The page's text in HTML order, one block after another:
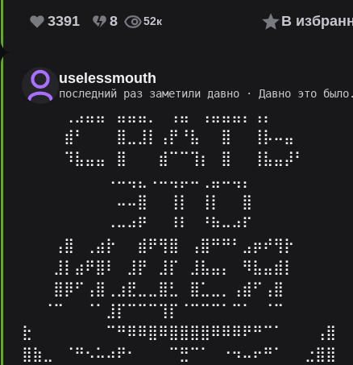
3391 8 52к В
uselessmouth
последний раз заметили давно · Давно это
⠀⠀⠀⠀⢀⣠⣤⣤⠀⣤⣤⣤⡀⠀⢠⣤⠀⢠⣤⣤⣤⡄⢠⡄⠀⠀⠀⠀⠀⠀
⠀⠀⠀⠀⣾⠃⠀⠀⠀⣿⣀⣸⡇⢠⡟⠘⣧⠀⠀⣿⠀⠀⢸⡧⠤⣤⠀⠀⠀⠀
⠀⠀⠀⠀⠹⣧⣤⣤⠀⣿⠀⠀⠀⣾⠉⠉⢹⡆⠀⣿⠀⠀⢸⣧⣤⡼⠃⠀⠀⠀
⠀⠀⠀⠀⠀⠀⠀⠀⠠⠤⢤⣄⠠⠤⢤⡤⠤⢀⣤⠤⢤⡄⠀⠀⠀⠀⠀⠀⠀⠀
⠀⠀⠀⠀⠀⠀⠀⠀⠀⠤⠤⣿⠀⠀⢸⡇⠀⢸⡇⠀⠀⣿⠀⠀⠀⠀⠀⠀⠀⠀
⠀⠀⠀⠀⠀⠀⠀⠀⠠⠤⠴⠟⠀⠀⠸⠇⠀⠘⠷⠤⠴⠏⠀⠀⠀⠀⠀⠀⠀⠀
⠀⠀⠀⢠⣿⠀⢀⣴⡗⠀⠀⣾⠟⢻⣿⠀⢠⣿⠛⠛⠃⣠⡶⠞⢻⡗⠀⠀⠀⠀
⠀⠀⠀⣸⡇⣴⠟⣿⠇⠀⣸⡟⠀⣸⡏⠀⣸⣧⣤⡄⠀⠻⣧⣤⣾⡇⠀⠀⠀⠀
⠀⠀⠀⣿⡿⠋⢠⣿⢀⣰⣟⣀⣀⣿⣃⠀⣿⣁⣀⡀⢠⣾⠋⢠⣿⠀⠀⠀⠀⠀
⠀⠀⠈⠉⠀⠀⠈⠁⣸⡏⠉⠉⠉⢹⡏⠈⠉⠉⠉⠁⠉⠁⠀⠈⠉⠀⠀⠀
⣗⠀⠀⠀⠀⠀⠀⠀⠉⠛⠿⠿⣿⠿⣿⣿⣿⣿⠿⠿⠿⠟⠛⠉⠁⠀⠀⠀⢠⣿
⣿⣷⣀⠀⠈⠛⠢⠥⠴⠟⠂⠀⠀⠀⠉⣛⠉⠁⠀⠐⠲⠤⠖⠛⠁⠀⠀⣐⣿⣿